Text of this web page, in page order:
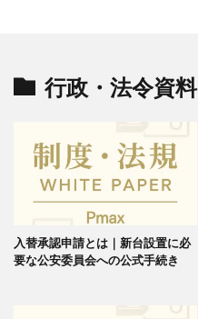
行政・法令資料
入替承認申請とは｜新台設置に必
要な公安委員会への公式手続き